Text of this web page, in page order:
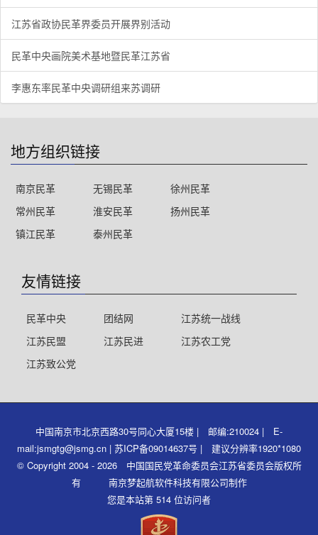
江苏省政协民革界委员开展界别活动
民革中央画院美术基地暨民革江苏省
李惠东率民革中央调研组来苏调研
地方组织链接
南京民革 无锡民革
徐州民革
常州民革
淮安民革
扬州民革
镇江民革
泰州民革
友情链接
民革中央 团结网
江苏统一战线
江苏民盟
江苏民进
江苏农工党
江苏致公党
中国南京市北京西路30号同心大厦15楼 | 邮编:210024 | E-
mail:jsmgtg@jsmg.cn | 苏ICP备09014637号 | 建议分辨率1920*1080
© Copyright 2004 - 2026 中国国民党革命委员会江苏省委员会版权所
有 南京梦起航软件科技有限公司制作
您是本站第 514 位访问者